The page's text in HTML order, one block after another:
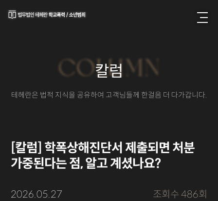
COLUMN
칼럼
테헤란은 법적 지식을 공유하여 고객님들께 한걸음 더 다가갑니다.
[칼럼] 학폭상해진단서 제출되면 처분
가중된다는 점, 알고 계셨나요?
2026.05.27 조회수 486회